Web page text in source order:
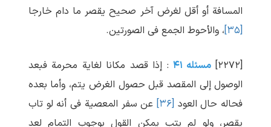
المسافة أو أقل لغرض آخر صحیح یقصر ما دام خارجا
[۳۵]
، والأحوط الجمع فی الصورتین.
[۲۲۷۲] مسئله ۴۱
: إذا قصد مکانا لغایة محرمة فبعد
الوصول إلی المقصد قبل حصول الغرض یتم، وأما بعده
فحاله حال العود [۳۶]
عن سفر المعصیة فی أنه لو تاب
یقصر، ولو لم یتب یمکن القول بوجوب التمام لعد